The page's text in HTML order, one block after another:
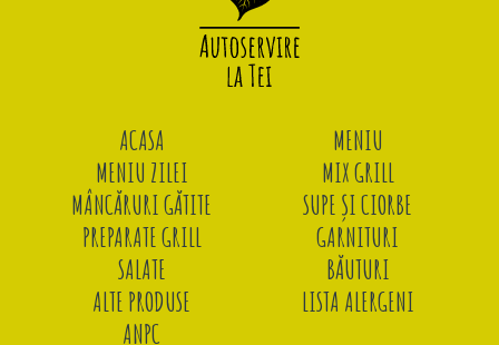
ACASA
MENIU
MENIU ZILEI
MIX GRILL
MÂNCĂRURI GĂTITE
SUPE ȘI CIORBE
PREPARATE GRILL
GARNITURI
SALATE
BĂUTURI
ALTE PRODUSE
LISTA ALERGENI
ANPC